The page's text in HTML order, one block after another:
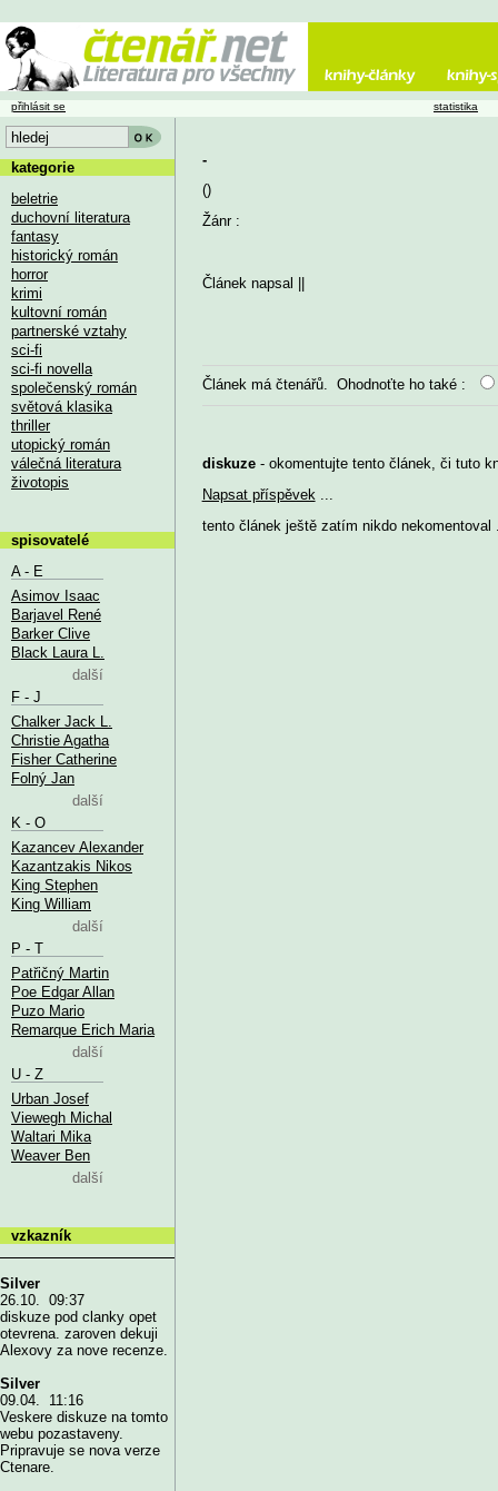
-
()
Žánr :
Článek napsal
Článek má čtenářů. Ohodnoťte ho také :
diskuze- okomentujte tento článek, či tuto
Napsat příspěvek
tento článek ještě zatím nikdo nekomentoval
přihlásit se statistika
kategorie
beletrie
duchovní literatura
fantasy
historický román
horror
krimi
kultovní román
partnerské vztahy
sci-fi
sci-fi novella
společenský román
světová klasika
thriller
utopický román
válečná literatura
životopis
spisovatelé
A - E
Asimov Isaac
Barjavel René
Barker Clive
Black Laura L.
další
F - J
Chalker Jack L.
Christie Agatha
Fisher Catherine
Folný Jan
další
K - O
Kazancev Alexander
Kazantzakis Nikos
King Stephen
King William
další
P - T
Patřičný Martin
Poe Edgar Allan
Puzo Mario
Remarque Erich Maria
další
U - Z
Urban Josef
Viewegh Michal
Waltari Mika
Weaver Ben
další
vzkazník
Silver
26.10. 09:37
diskuze pod clanky opet
otevrena. zaroven dekuji
Alexovy za nove recenze.
Silver
09.04. 11:16
Veskere diskuze na tomto
webu pozastaveny.
Pripravuje se nova verze
Ctenare.